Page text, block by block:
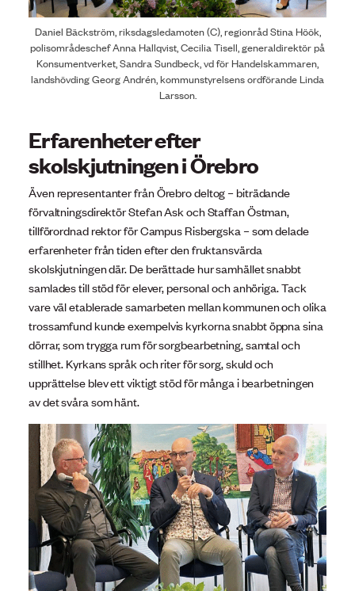
Daniel Bäckström, riksdagsledamoten (C), regionråd Stina Höök,
polisområdeschef Anna Hallqvist, Cecilia Tisell, generaldirektör på
Konsumentverket, Sandra Sundbeck, vd för Handelskammaren,
landshövding Georg Andrén, kommunstyrelsens ordförande Linda
Larsson.
Erfarenheter efter
skolskjutningen i Örebro
Även representanter från Örebro deltog – biträdande
förvaltningsdirektör Stefan Ask och Staffan Östman,
tillförordnad rektor för Campus Risbergska – som delade
erfarenheter från tiden efter den fruktansvärda
skolskjutningen där. De berättade hur samhället snabbt
samlades till stöd för elever, personal och anhöriga. Tack
vare väl etablerade samarbeten mellan kommunen och olika
trossamfund kunde exempelvis kyrkorna snabbt öppna sina
dörrar, som trygga rum för sorgbearbetning, samtal och
stillhet. Kyrkans språk och riter för sorg, skuld och
upprättelse blev ett viktigt stöd för många i bearbetningen
av det svåra som hänt.